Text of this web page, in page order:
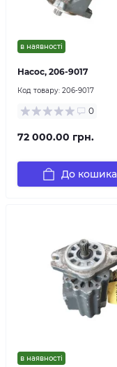
в наявності
Насос, 206-9017
Код товару: 206-9017
0
72 000.00 грн.
До кошика
в наявності